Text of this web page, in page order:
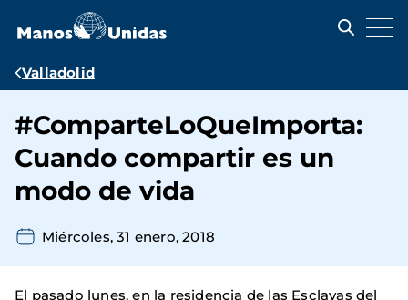
contenido
Ruta
navegación
Valladolid
#ComparteLoQueImporta:
Cuando compartir es un
modo de vida
Miércoles, 31 enero, 2018
El pasado lunes, en la residencia de las Esclavas del